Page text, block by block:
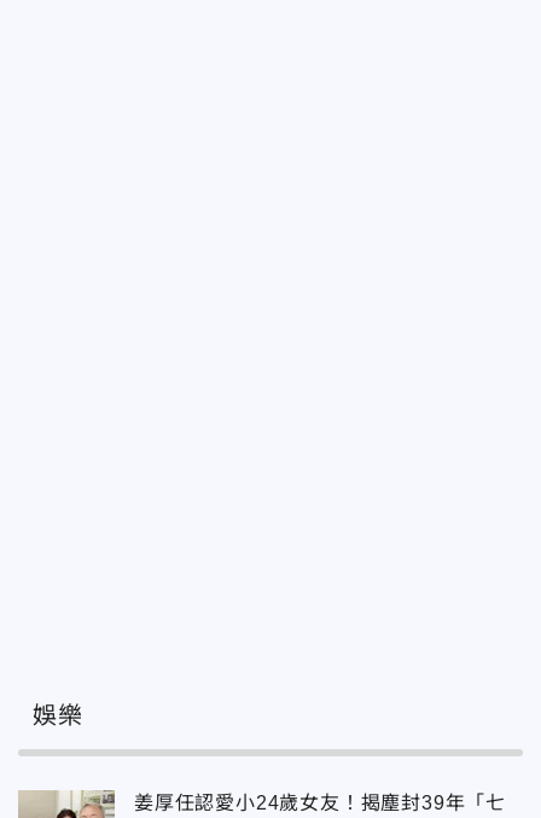
娛樂
姜厚任認愛小24歲女友！揭塵封39年「七